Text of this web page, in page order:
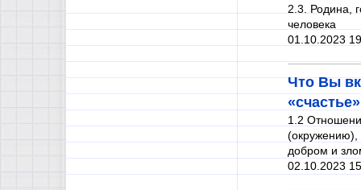
2.3. Родина,
человека
01.10.2023
Что Вы
1.2
(окружению),
добром и
02.10.2023